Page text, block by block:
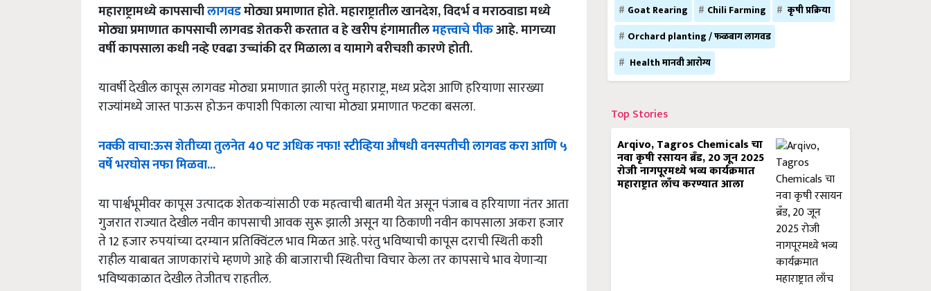
महाराष्ट्रामध्ये कापसाचीलागवडमोठ्या प्रमाणात होते. महाराष्ट्रातील खानदेश, विदर्भ व मराठवाडा मध्ये
मोठ्या प्रमाणात कापसाची लागवड शेतकरी करतात व हे खरीप हंगामातीलमहत्त्वाचे पीकआहे. मागच्या
वर्षी कापसाला कधी नव्हे एवढा उच्चांकी दर मिळाला व यामागे बरीचशी कारणे होती.
यावर्षी देखील कापूस लागवड मोठ्या प्रमाणात झाली परंतु महाराष्ट्र, मध्य प्रदेश आणि हरियाणा सारख्या
राज्यांमध्ये जास्त पाऊस होऊन कपाशी पिकाला त्याचा मोठ्या प्रमाणात फटका बसला.
नक्कीवाचा:ऊसशेतीच्यातुलनेत40पटअधिकनफा!स्टीव्हियाऔषधीवनस्पतीचीलागवडकराआणि५
वर्षेभरघोसनफामिळवा...
या पार्श्वभूमीवर कापूस उत्पादक शेतकऱ्यांसाठी एक महत्वाची बातमी येत असून पंजाब व हरियाणा नंतर आता
गुजरात राज्यात देखील नवीन कापसाची आवक सुरू झाली असून या ठिकाणी नवीन कापसाला अकरा हजार
ते 12 हजार रुपयांच्या दरम्यान प्रतिक्विंटल भाव मिळत आहे. परंतु भविष्याची कापूस दराची स्थिती कशी
राहील याबाबत जाणकारांचे म्हणणे आहे की बाजाराची स्थितीचा विचार केला तर कापसाचे भाव येणार्‍या
भविष्यकाळात देखील तेजीतच राहतील.
Goat Rearing
Chili Farming
कृषी प्रक्रिया
Orchard planting / फळबाग लागवड
Health मानवी आरोग्य
Top Stories
Arqivo, Tagros Chemicals चा
नवा कृषी रसायन ब्रँड, 20 जून 2025
रोजी नागपूरमध्ये भव्य कार्यक्रमात
महाराष्ट्रात लाँच करण्यात आला